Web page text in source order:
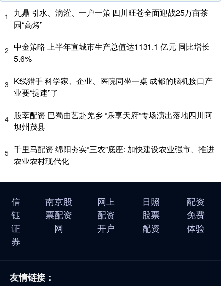
1
九鼎 引水、滴灌、一户一策 四川旺苍全面迎战25万亩茶
园“高烤”
2 中金策略 上半年宣城市生产总值达1131.1 亿元 同比增长
5.6%
3 K线猎手 科学家、企业、医院同坐一桌 成都的脑机接口产
业要“提速”了
4 股莘配资 巴蜀曲艺赴羌乡 “乐享天府”专场演出落地四川阿
坝州茂县
5 千里马配资 绵阳夯实“三农”底座: 加快建设农业强市、推进
农业农村现代化
信
钰
证
券
南京股
票配资
网
网上
配资
开户
日照
股票
配资
配资
免费
体验
友情链接：